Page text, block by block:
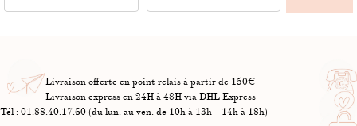
Livraison offerte en point relais à partir de 150€
Livraison express en 24H à 48H via DHL Express
Tél : 01.88.40.17.60 (du lun. au ven. de 10h à 13h – 14h à 18h)